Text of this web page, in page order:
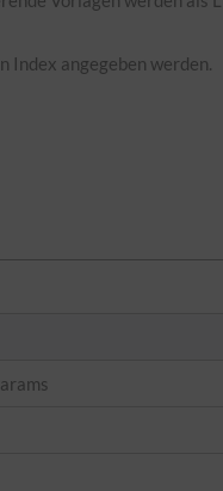
Index angegeben werden.